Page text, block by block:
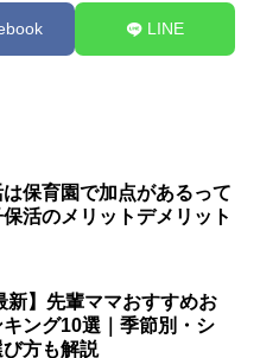
LINE
保育園で加点があるって
活のメリットデメリット
新】先輩ママおすすめお
キング10選｜季節別・シ
方も解説